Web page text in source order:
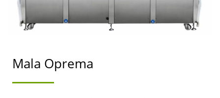
PRODAJU, PROIZVOĐAČ
STROJEVA ZA TOFU,
PROIZVOĐAČ TOFU
STROJEVA, CIJENA
Mala Oprema